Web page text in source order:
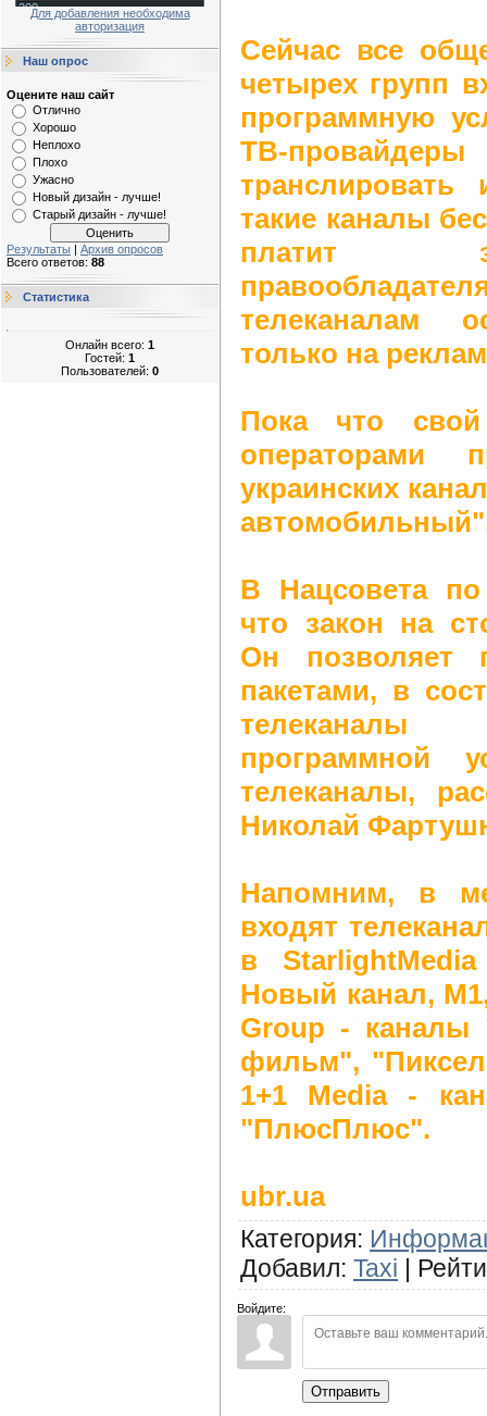
Для добавления необходима
авторизация
Наш опрос
Оцените наш сайт
Отлично
Хорошо
Неплохо
Плохо
Ужасно
Новый дизайн - лучше!
Старый дизайн - лучше!
Результаты | Архив опросов
Всего ответов: 88
Статистика
Онлайн всего: 1
Гостей: 1
Пользователей: 0
Сейчас все
четырех групп
программную
ТВ-
такие каналы
платит
телеканалам
только на
Пока что свой
операторами
украинских
В Нацсовета по
что закон на
Он позволяет
пакетами, в
программной
телеканалы,
Николай
Напомним, в
входят
в
Новый канал,
Group -
фильм",
1+1 Media -
"ПлюсПлюс".
ubr.ua
Категория:
Добавил: Taxi |
Войдите:
Отправить